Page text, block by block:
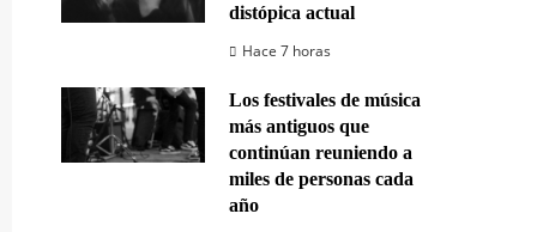
distópica actual
Hace 7 horas
Los festivales de música
más antiguos que
continúan reuniendo a
miles de personas cada
año